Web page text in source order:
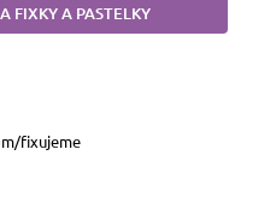
FIXKY A PASTELKY
fixujeme